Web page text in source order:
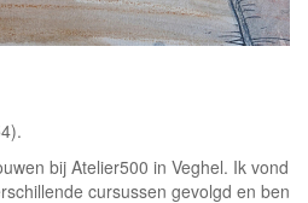
bij Atelier500 in Veghel. Ik vond
cursussen gevolgd en ben